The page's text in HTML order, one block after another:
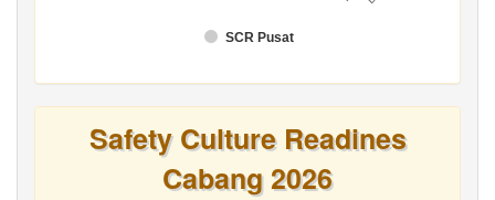
SCR Pusat
Safety Culture Readines
Cabang 2026